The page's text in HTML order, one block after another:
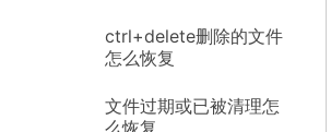
ctrl+delete删除的文件
怎么恢复
文件过期或已被清理怎
么恢复